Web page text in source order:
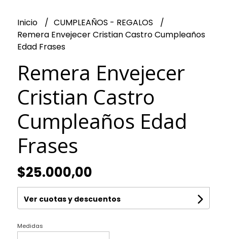
Inicio
CUMPLEAÑOS - REGALOS
Remera Envejecer Cristian Castro Cumpleaños
Edad Frases
Remera Envejecer
Cristian Castro
Cumpleaños Edad
Frases
$25.000,00
Ver cuotas y descuentos
Medidas